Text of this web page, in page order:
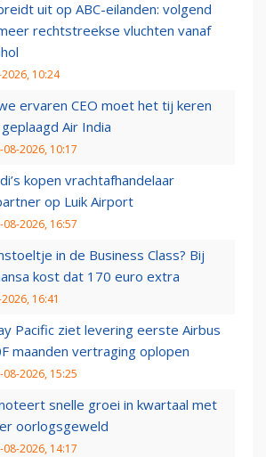
uit op ABC-eilanden: volgend
rechtstreekse vluchten vanaf
10:24
ervaren CEO moet het tij keren
Air India
08-2026, 10:17
kopen vrachtafhandelaar
op Luik Airport
08-2026, 16:57
in de Business Class? Bij
kost dat 170 euro extra
16:41
Pacific ziet levering eerste Airbus
maanden vertraging oplopen
08-2026, 15:25
snelle groei in kwartaal met
oorlogsgeweld
08-2026, 14:17